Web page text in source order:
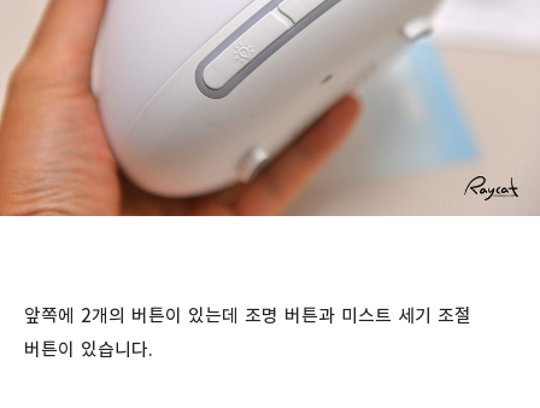
앞쪽에 2개의 버튼이 있는데 조명 버튼과 미스트 세기 조절
버튼이 있습니다.